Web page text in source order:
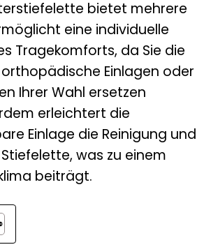
bietet mehrere
eine individuelle
Tragekomforts, da Sie die
Einlagen oder
Ihrer Wahl ersetzen
erleichtert die
Einlage die Reinigung und
was zu einem
beiträgt.